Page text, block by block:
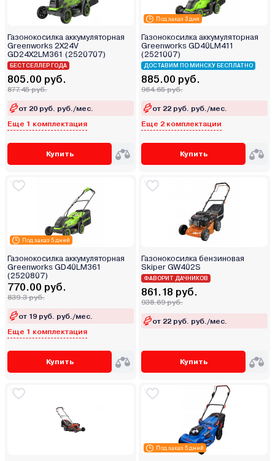
Газонокосилка аккумуляторная
Greenworks 2Х24V
GD24X2LM361 (2520707)
БЕСТСЕЛЛЕР ГОДА
805.00 руб.
877.45 руб.
от 20 руб. руб./мес.
Еще 1 комплектация
Купить
Под заказ 3 дня
Газонокосилка аккумуляторная
Greenworks GD40LM411
(2521007)
ДОСТАВИМ ПО МИНСКУ БЕСПЛАТНО
885.00 руб.
964.65 руб.
от 22 руб. руб./мес.
Еще 2 комплектации
Купить
Под заказ 5 дней
Газонокосилка аккумуляторная
Greenworks GD40LM361
(2520807)
770.00 руб.
839.3 руб.
от 19 руб. руб./мес.
Еще 1 комплектация
Купить
Газонокосилка бензиновая
Skiper GW402S
ФАВОРИТ ДАЧНИКОВ
861.18 руб.
938.69 руб.
от 22 руб. руб./мес.
Купить
Под заказ 5 дней